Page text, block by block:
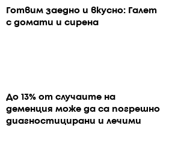
Готвим заедно и вкусно: Галет
с домати и сирена
До 13% от случаите на
деменция може да са погрешно
диагностицирани и лечими